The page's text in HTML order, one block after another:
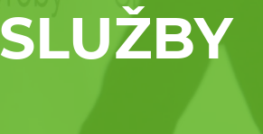
SLUŽBY